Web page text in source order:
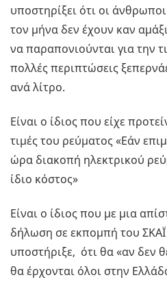
υποστηρίξει ότι οι
τον μήνα δεν έχουν καν
να παραπονιούνται για την
πολλές περιπτώσεις
ανά λίτρο.
Είναι ο ίδιος που είχε
τιμές του ρεύματος «Εάν
ώρα διακοπή ηλεκτρικού
ίδιο κόστος»
Είναι ο ίδιος που με μια
δήλωση σε εκπομπή του
υποστήριξε, ότι θα «αν δεν
θα έρχονται όλοι στην